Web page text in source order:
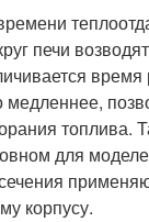
печи
медленнее,
топлива.
для
сечения
корпусу.